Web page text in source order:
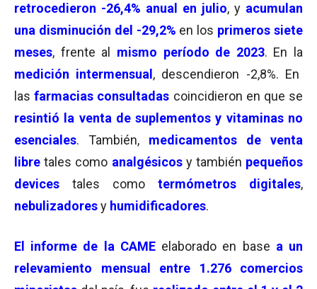
retrocedieron -26,4% anual en julio, y acumulan
una disminución del -29,2% en los primeros siete
meses, frente al mismo período de 2023. En la
medición intermensual , descendieron -2,8%. En
las farmacias consultadas coincidieron en que se
resintió la venta de suplementos y vitaminas no
esenciales. También, medicamentos de venta
libre tales como analgésicosy también pequeños
devices tales como termómetros digitales,
nebulizadoresy humidificadores.
El informe de la CAMEelaborado en base a un
relevamiento mensual entre 1.276 comercios